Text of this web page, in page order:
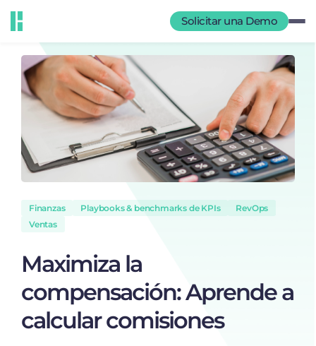
Solicitar una Demo
Finanzas Playbooks & benchmarks de KPIs
RevOps
Ventas
Maximiza la
compensación: Aprende a
calcular comisiones